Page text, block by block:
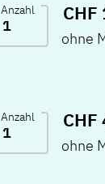
Anzahl CHF
Anzahl CHF